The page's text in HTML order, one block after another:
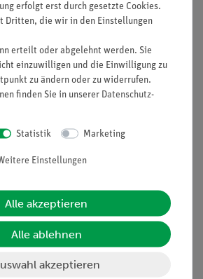
Nach oben
Service
Beratung & Showroom
Inventarisierungs- &
Inbetriebnahme & Schulungen
Kundendienst
erfolgt erst durch gesetzte Cookies.
Dritten, die wir in den Einstellungen
erteilt oder abgelehnt werden. Sie
einzuwilligen und die Einwilligung zu
zu ändern oder zu widerrufen.
finden Sie in unserer Daten­schutz­
Statistik Marketing
Einstellungen
Alle akzeptieren
Alle ablehnen
akzeptieren